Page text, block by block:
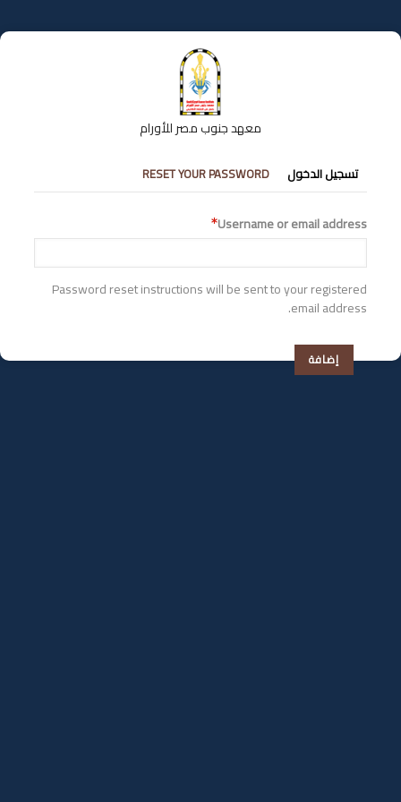
إلى
المحتوى
معهد جنوب مصر للأورام
التبويبات
الأساسية
تسجيل الدخول RESET YOUR PASSWORD
Username or email address
Password reset instructions will be sent to your registered
email address.